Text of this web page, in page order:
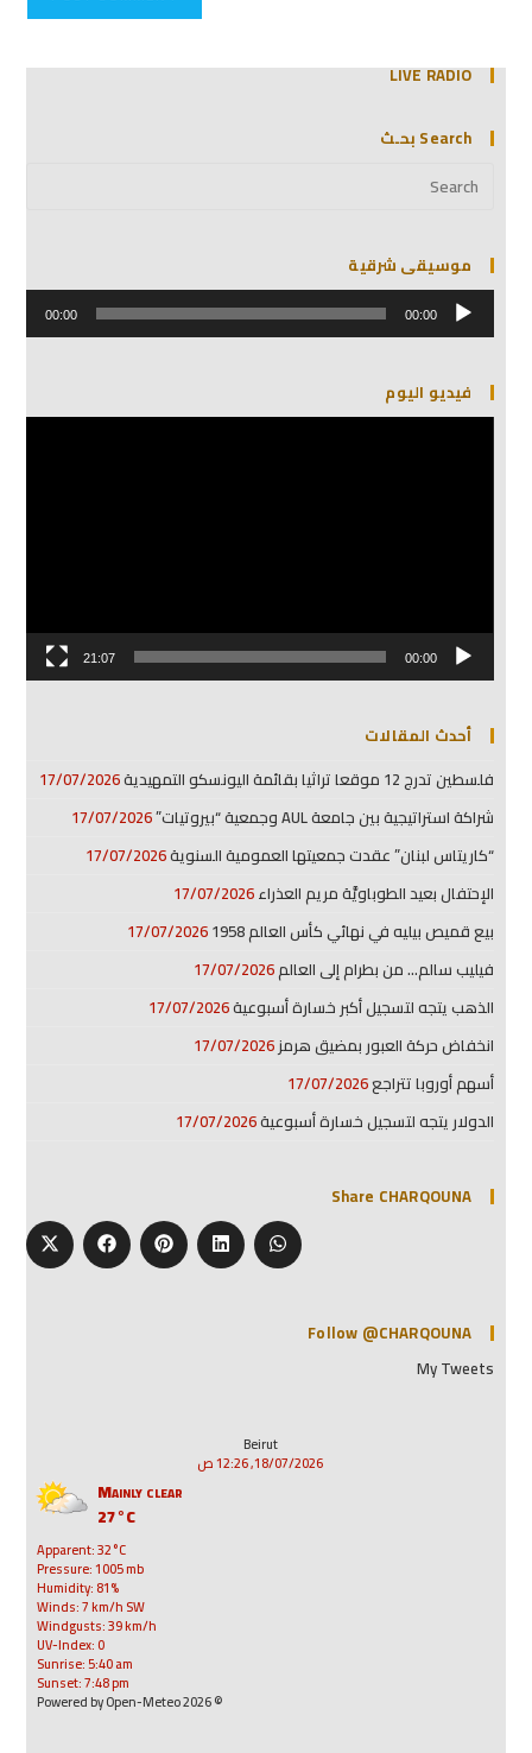
LIVE RADIO
Search بحـث
موسيقى شرقية
مشغل
الصوت 00:00
00:00
فيديو اليوم
مشغل
00:00
21:07
أحدث المقالات
فلسطين تدرج 12 موقعا تراثيا بقائمة اليونسكو التمهيدية
17/07/2026
شراكة استراتيجية بين جامعة AUL وجمعية “بيروتيات”
17/07/2026
“كاريتاس لبنان” عقدت جمعيتها العمومية السنوية17/07/2026
الإحتفال بعيد الطوباويَّة مريم العذراء17/07/2026
بيع قميص بيليه في نهائي كأس العالم 1958
17/07/2026
فيليب سالم… من بطرام إلى العالم17/07/2026
الذهب يتجه لتسجيل أكبر خسارة أسبوعية17/07/2026
انخفاض حركة العبور بمضيق هرمز17/07/2026
أسهم أوروبا تتراجع17/07/2026
الدولار يتجه لتسجيل خسارة أسبوعية17/07/2026
Share CHARQOUNA
Follow @CHARQOUNA
My Tweets
Beirut
18/07/2026, 12:26 ص
Mainly clear
27°C
Apparent: 32°C
Pressure: 1005 mb
Humidity: 81%
Winds: 7 km/h SW
Windgusts: 39 km/h
UV-Index: 0
Sunrise: 5:40 am
Sunset: 7:48 pm
© 2026 Powered by Open-Meteo